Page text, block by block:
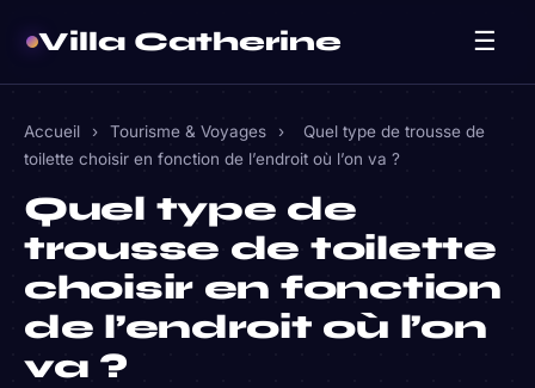
Villa Catherine ☰
Accueil › Tourisme & Voyages ›
Quel type de trousse de
toilette choisir en fonction de l’endroit où l’on va ?
Quel type de
trousse de toilette
choisir en fonction
de l’endroit où l’on
va ?